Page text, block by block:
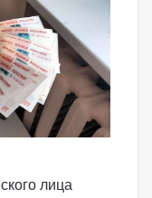
лица